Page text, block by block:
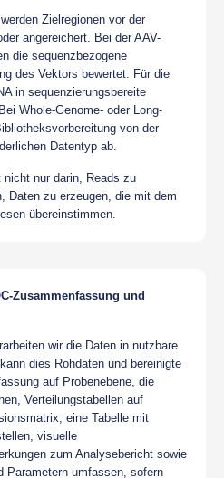
Zielregionen vor der
angereichert. Bei der AAV-
die sequenzbezogene
des Vektors bewertet. Für die
in sequenzierungsbereite
Whole-Genome- oder Long-
von der
Datentyp ab.
nur darin, Reads zu
Daten zu erzeugen, die mit dem
übereinstimmen.
Zusammenfassung und
wir die Daten in nutzbare
dies Rohdaten und bereinigte
auf Probenebene, die
Verteilungstabellen auf
eine Tabelle mit
visuelle
zum Analysebericht sowie
Parametern umfassen, sofern